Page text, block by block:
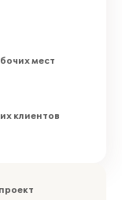
мест
клиентов